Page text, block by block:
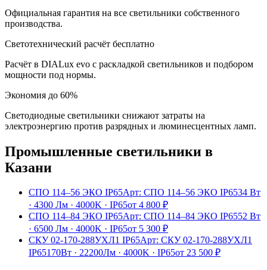
Официальная гарантия на все светильники собственного
производства.
Светотехнический расчёт бесплатно
Расчёт в DIALux evo с раскладкой светильников и подбором
мощности под нормы.
Экономия до 60%
Светодиодные светильники снижают затраты на
электроэнергию против разрядных и люминесцентных ламп.
Промышленные светильники в
Казани
СПО 114–56 ЭКО IP65Арт: СПО 114–56 ЭКО IP6534 Вт
· 4300 Лм · 4000K · IP65от 4 800 ₽
СПО 114–84 ЭКО IP65Арт: СПО 114–84 ЭКО IP6552 Вт
· 6500 Лм · 4000K · IP65от 5 300 ₽
СКУ 02-170-288УХЛ1 IP65Арт: СКУ 02-170-288УХЛ1
IP65170Вт · 22200Лм · 4000K · IP65от 23 500 ₽